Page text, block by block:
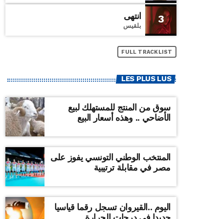
3 انتهى
بلقيس
FULL TRACKLIST
LES PLUS LUS
سوق من المنتج للمستهلك لبيع
الأضاحي .. وهذه أسعار البيع
المنتخب الوطني التونسي يفوز على
مصر في مقابلة ترتيبية
اليوم ..القيروان تسجل رقما قياسيا